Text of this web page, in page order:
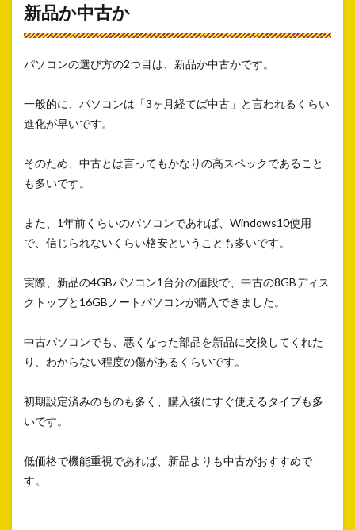
新品か中古か
パソコンの選び方の2つ目は、新品か中古かです。
一般的に、パソコンは「3ヶ月経てば中古」と言われるくらい
進化が早いです。
そのため、中古とは言ってもかなりの高スペックであること
も多いです。
また、1年前くらいのパソコンであれば、Windows10使用
で、信じられないくらい格安ということも多いです。
実際、新品の4GBパソコン1台分の値段で、中古の8GBディス
クトップと16GBノートパソコンが購入できました。
中古パソコンでも、悪くなった部品を新品に交換してくれた
り、わからない程度の傷があるくらいです。
初期設定済みのものも多く、購入後にすぐ使えるタイプも多
いです。
低価格で機能重視であれば、新品よりも中古がおすすめで
す。